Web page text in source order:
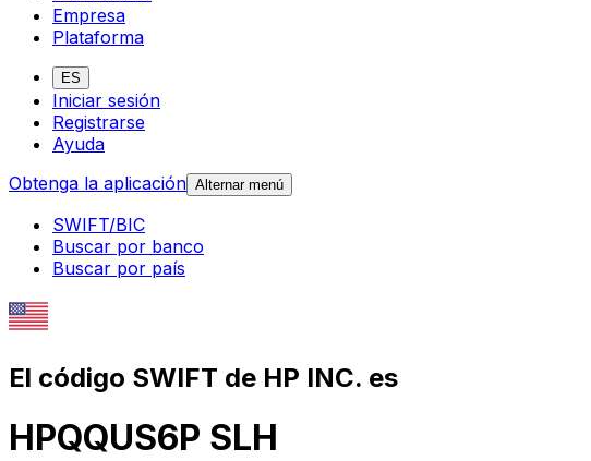
Empresa
Plataforma
ES
Iniciar sesión
Registrarse
Ayuda
Obtenga la aplicación Alternar menú
SWIFT/BIC
Buscar por banco
Buscar por país
El código SWIFT de HP INC. es
HPQQUS6P SLH